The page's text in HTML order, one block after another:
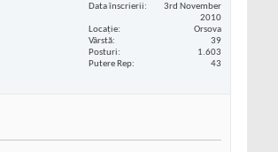
Data înscrierii
3rd November
2010
Locaţie
Orsova
Vârstă
39
Posturi
1.603
Putere Rep
43